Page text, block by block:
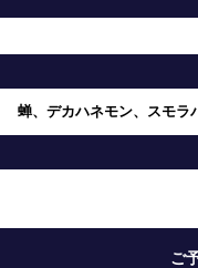
蝉、デカハネモン、スモラ
ご